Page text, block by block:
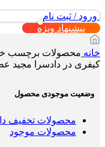
ورود / ثبت نام
پیشنهاد ویژه
خانه محصولات برچسب
کیفری در دادسرا مجید
وضعیت موجودی محصول
محصولات تخفیف
محصولات موجود